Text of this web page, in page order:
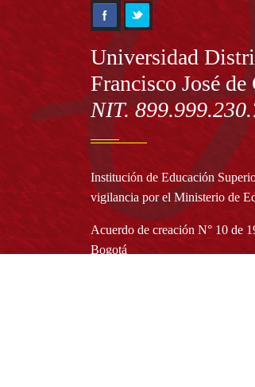
Información
Universidad
Francisco José de
NIT.
Institución de Educación
vigilancia por el Ministerio de
Acuerdo de creación N° 10 de
Bogotá